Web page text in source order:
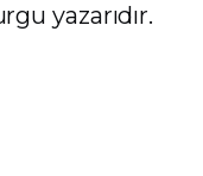
yazarıdır.